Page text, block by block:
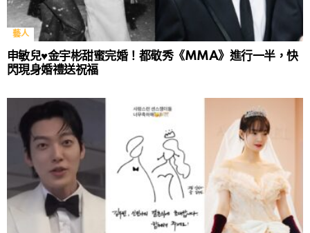
藝人
申敏兒♥金宇彬甜蜜完婚！都敬秀《MMA》進行一半，快
閃現身婚禮送祝福